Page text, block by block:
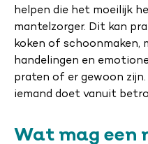
helpen die het moeilijk
mantelzorger. Dit kan
koken of schoonmaken,
handelingen en
praten of er gewoon
iemand doet vanuit
Wat mag een